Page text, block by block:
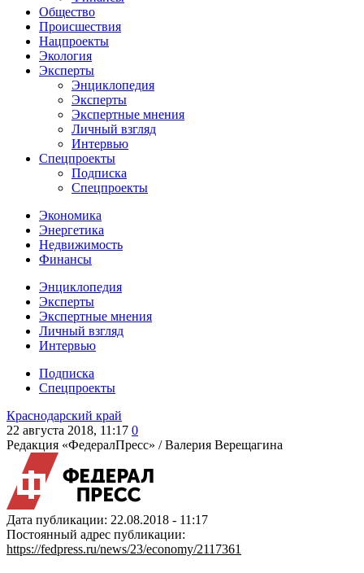
Общество
Происшествия
Нацпроекты
Экология
Эксперты
Энциклопедия
Эксперты
Экспертные мнения
Личный взгляд
Интервью
Спецпроекты
Подписка
Спецпроекты
Экономика
Энергетика
Недвижимость
Финансы
Энциклопедия
Эксперты
Экспертные мнения
Личный взгляд
Интервью
Подписка
Спецпроекты
Краснодарский край
22 августа 2018, 11:17 0
Редакция «ФедералПресс» /Валерия Верещагина
Дата публикации: 22.08.2018 - 11:17
Постоянный адрес публикации:
https://fedpress.ru/news/23/economy/2117361